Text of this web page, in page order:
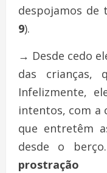
despojamos de
9).
→ Desde cedo
das crianças,
Infelizmente,
intentos, com a
que entretêm
desde o berço.
prostração